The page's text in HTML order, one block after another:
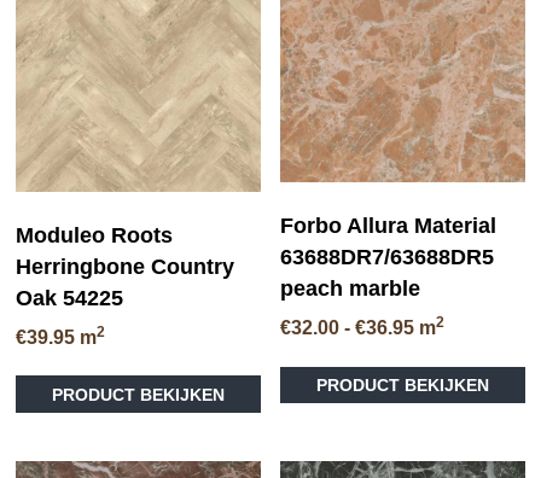
Moduleo Roots
Herringbone Country
Oak 54225
€39.95 m2
PRODUCT BEKIJKEN
Forbo Allura Material
63688DR7/63688DR5
peach marble
€32.00 - €36.95Prijsklasse:
tot
€36.95
m2
PRODUCT BEKIJKEN